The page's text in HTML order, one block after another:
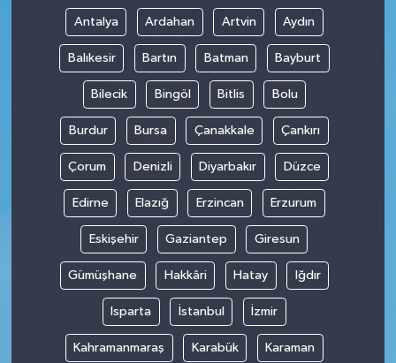
Antalya Ardahan Artvin Aydın
Balıkesir Bartın Batman Bayburt
Bilecik Bingöl Bitlis Bolu
Burdur Bursa Çanakkale Çankırı
Çorum Denizli Diyarbakır Düzce
Edirne Elazığ Erzincan Erzurum
Eskişehir Gaziantep Giresun
Gümüşhane Hakkâri Hatay Iğdır
Isparta İstanbul İzmir
Kahramanmaraş Karabük Karaman